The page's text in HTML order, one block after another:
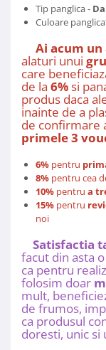
Tip panglica -
Culoare
Ai acum
alaturi unui
care
de la 6%si
produs daca
inainte de a
de confirmare
primele 3
6% pentru
8% pentru cea
10% pentru a
15% pentru
noi
Satisfactia
facut din asta
ca pentru
folosim doar
mult,
de frumos,
ca produsul
doresti, unic si